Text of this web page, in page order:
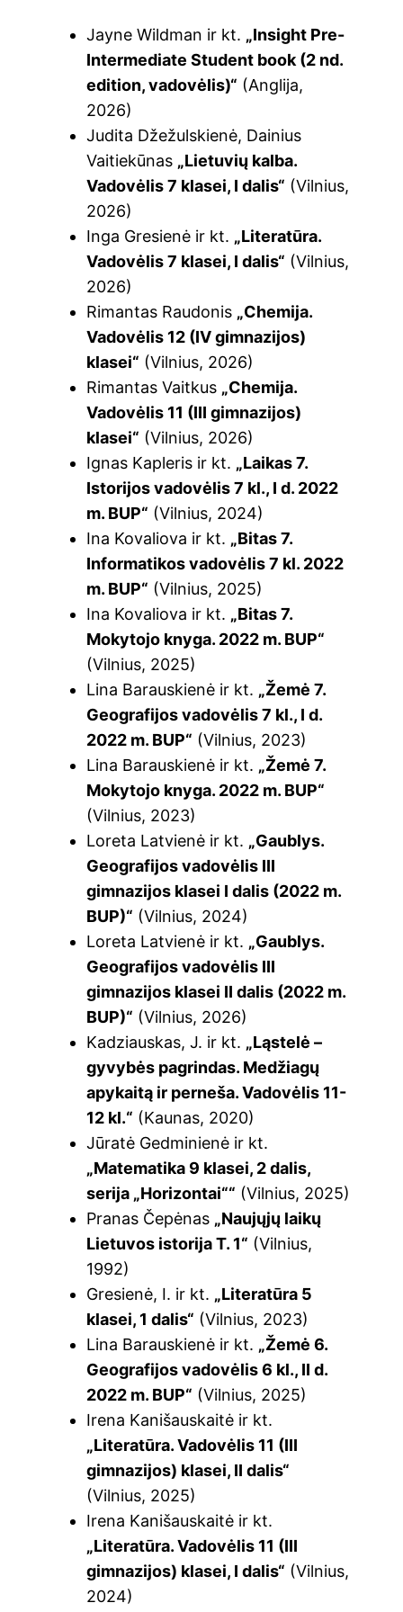
Jayne Wildman ir kt. „Insight Pre-
Intermediate Student book (2 nd.
edition, vadovėlis)“ (Anglija,
2026)
Judita Džežulskienė, Dainius
Vaitiekūnas „Lietuvių kalba.
Vadovėlis 7 klasei, I dalis“ (Vilnius,
2026)
Inga Gresienė ir kt. „Literatūra.
Vadovėlis 7 klasei, I dalis“ (Vilnius,
2026)
Rimantas Raudonis „Chemija.
Vadovėlis 12 (IV gimnazijos)
klasei“ (Vilnius, 2026)
Rimantas Vaitkus „Chemija.
Vadovėlis 11 (III gimnazijos)
klasei“ (Vilnius, 2026)
Ignas Kapleris ir kt. „Laikas 7.
Istorijos vadovėlis 7 kl., I d. 2022
m. BUP“ (Vilnius, 2024)
Ina Kovaliova ir kt. „Bitas 7.
Informatikos vadovėlis 7 kl. 2022
m. BUP“ (Vilnius, 2025)
Ina Kovaliova ir kt. „Bitas 7.
Mokytojo knyga. 2022 m. BUP“
(Vilnius, 2025)
Lina Barauskienė ir kt. „Žemė 7.
Geografijos vadovėlis 7 kl., I d.
2022 m. BUP“ (Vilnius, 2023)
Lina Barauskienė ir kt. „Žemė 7.
Mokytojo knyga. 2022 m. BUP“
(Vilnius, 2023)
Loreta Latvienė ir kt. „Gaublys.
Geografijos vadovėlis III
gimnazijos klasei I dalis (2022 m.
BUP)“ (Vilnius, 2024)
Loreta Latvienė ir kt. „Gaublys.
Geografijos vadovėlis III
gimnazijos klasei II dalis (2022 m.
BUP)“ (Vilnius, 2026)
Kadziauskas, J. ir kt. „Ląstelė –
gyvybės pagrindas. Medžiagų
apykaitą ir perneša. Vadovėlis 11-
12 kl.“ (Kaunas, 2020)
Jūratė Gedminienė ir kt.
„Matematika 9 klasei, 2 dalis,
serija „Horizontai““ (Vilnius, 2025)
Pranas Čepėnas „Naujųjų laikų
Lietuvos istorija T. 1“ (Vilnius,
1992)
Gresienė, I. ir kt. „Literatūra 5
klasei, 1 dalis“ (Vilnius, 2023)
Lina Barauskienė ir kt. „Žemė 6.
Geografijos vadovėlis 6 kl., II d.
2022 m. BUP“ (Vilnius, 2025)
Irena Kanišauskaitė ir kt.
„Literatūra. Vadovėlis 11 (III
gimnazijos) klasei, II dalis“
(Vilnius, 2025)
Irena Kanišauskaitė ir kt.
„Literatūra. Vadovėlis 11 (III
gimnazijos) klasei, I dalis“ (Vilnius,
2024)